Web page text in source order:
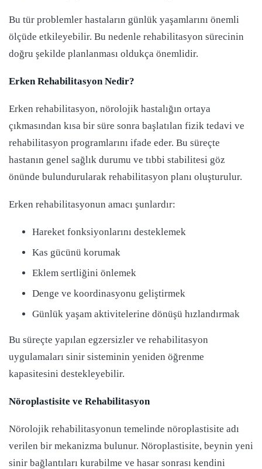
Bu tür problemler hastaların günlük yaşamlarını önemli
ölçüde etkileyebilir. Bu nedenle rehabilitasyon sürecinin
doğru şekilde planlanması oldukça önemlidir.
Erken Rehabilitasyon Nedir?
Erken rehabilitasyon, nörolojik hastalığın ortaya
çıkmasından kısa bir süre sonra başlatılan fizik tedavi ve
rehabilitasyon programlarını ifade eder. Bu süreçte
hastanın genel sağlık durumu ve tıbbi stabilitesi göz
önünde bulundurularak rehabilitasyon planı oluşturulur.
Erken rehabilitasyonun amacı şunlardır:
Hareket fonksiyonlarını desteklemek
Kas gücünü korumak
Eklem sertliğini önlemek
Denge ve koordinasyonu geliştirmek
Günlük yaşam aktivitelerine dönüşü hızlandırmak
Bu süreçte yapılan egzersizler ve rehabilitasyon
uygulamaları sinir sisteminin yeniden öğrenme
kapasitesini destekleyebilir.
Nöroplastisite ve Rehabilitasyon
Nörolojik rehabilitasyonun temelinde nöroplastisite adı
verilen bir mekanizma bulunur. Nöroplastisite, beynin yeni
sinir bağlantıları kurabilme ve hasar sonrası kendini